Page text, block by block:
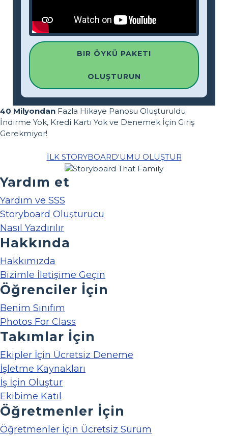
BIR ÖYKÜ PAKETI
OLUŞTURUN
40 Milyondan Fazla Hikaye Panosu Oluşturuldu
İndirme Yok, Kredi Kartı Yok ve Denemek İçin Giriş
Gerekmiyor!
İLK STORYBOARD'UMU OLUŞTUR
Yardım et
Yardım ve SSS
Storyboard Oluşturucu
Nasıl Yazdırılır
Hakkında
Hakkımızda
Bizimle İletişime Geçin
Öğrenciler İçin
Benim Sınıfım
Photos For Class
Takımlar İçin
Ekipler İçin Ücretsiz Deneme
İşletme Kaynakları
İş İçin Oluştur
Ekibime Katıl
Öğretmenler İçin
Öğretmenler İçin Ücretsiz Sürüm